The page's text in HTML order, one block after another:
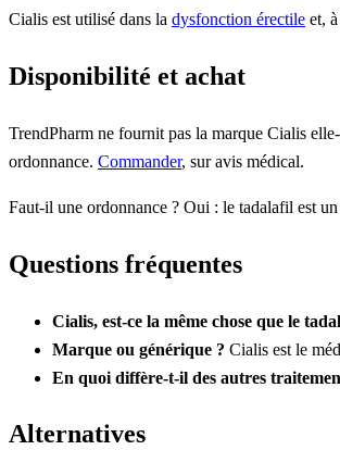
Cialis est utilisé dans la dysfonction érectile et,
Disponibilité et achat
TrendPharm ne fournit pas la marque Cialis
ordonnance. Commander, sur avis médical.
Faut-il une ordonnance ? Oui : le tadalafil est
Questions fréquentes
Cialis, est-ce la même chose que le
Marque ou générique ? Cialis est le
En quoi diffère-t-il des autres
Alternatives